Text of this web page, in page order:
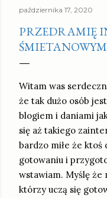
października 17, 2020
PRZEDRAMIĘ
Witam was
że tak dużo osób
blogiem i daniami
się aż takiego
bardzo miłe że
gotowaniu i
wstawiam. Myślę
którzy uczą się